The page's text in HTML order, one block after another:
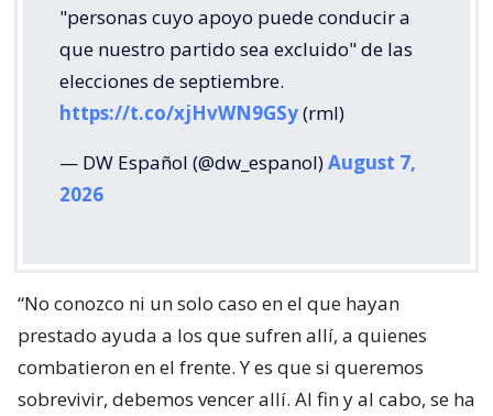
"personas cuyo apoyo puede conducir a
que nuestro partido sea excluido" de las
elecciones de septiembre.
https://t.co/xjHvWN9GSy(rml)
— DW Español (@dw_espanol)August 7,
2026
“No conozco ni un solo caso en el que hayan
prestado ayuda a los que sufren allí, a quienes
combatieron en el frente. Y es que si queremos
sobrevivir, debemos vencer allí. Al fin y al cabo, se ha